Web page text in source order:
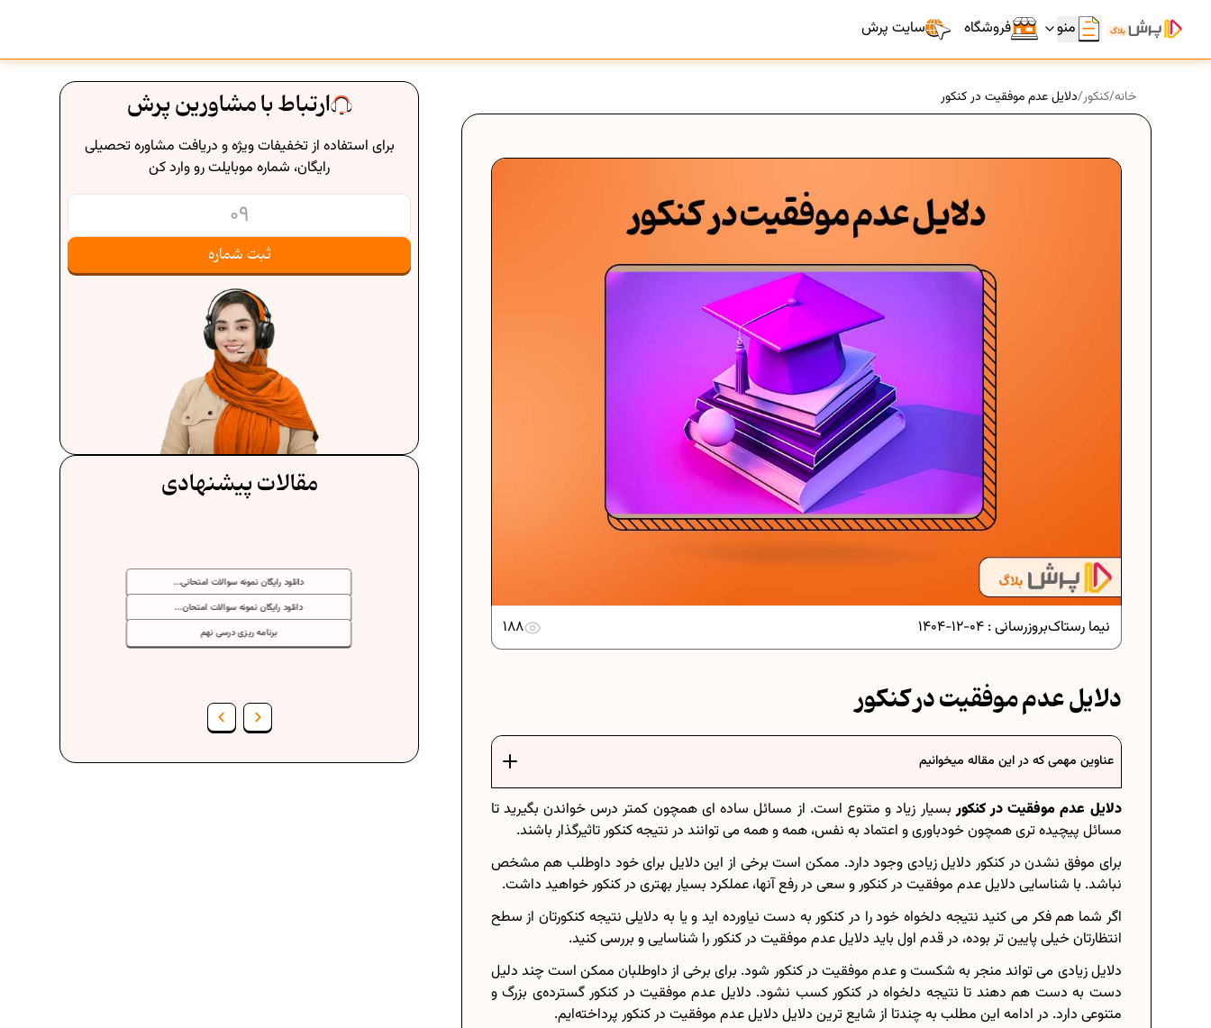
سایت پرش فروشگاه منو
ارتباط با مشاورین پرش
برای استفاده از تخفیفات ویژه و دریافت مشاوره تحصیلی
رایگان، شماره موبایلت رو وارد کن
ثبت شماره
مقالات پیشنهادی
دانلود رایگان نمونه سوالات امتحانی...
دانلود رایگان نمونه سوالات امتحان...
فرمول حجم اشکال هندسی در ریاضیات
برنامه‌ ریزی درسی هفتم
عادات افراد موفق
برنامه‌ ریزی درسی هشتم
چگونه برنامه‌ ریزی درسی کنیم؟
دانلود رایگان نمونه سوالات امتحانی...
دانلود رایگان نمونه سوالات امتحان...
برنامه‌ ریزی درسی نهم
فرمول حجم اشکال هندسی در ریاضیات
برنامه‌ ریزی درسی هفتم
عادات افراد موفق
برنامه‌ ریزی درسی هشتم
چگونه برنامه‌ ریزی درسی کنیم؟
دانلود رایگان نمونه سوالات امتحانی...
دانلود رایگان نمونه سوالات امتحانی...
دانلود رایگان نمونه سوالات امتحان...
برنامه‌ ریزی درسی نهم
فرمول حجم اشکال هندسی در ریاضیات
برنامه‌ ریزی درسی هفتم
خانه/کنکور/دلایل عدم موفقیت در کنکور
بروزرسانی : 04-12-1404 نیما رستاک 188
دلایل عدم موفقیت در کنکور
عناوین مهمی که در این مقاله میخوانیم
دلایل عدم موفقیت در کنکوربسیار زیاد و متنوع است. از مسائل ساده ای همچون کمتر درس خواندن بگیرید تا
مسائل پیچیده تری همچون خودباوری و اعتماد به نفس، همه و همه می توانند در نتیجه کنکور تاثیرگذار باشند.
برای موفق نشدن در کنکور دلایل زیادی وجود دارد. ممکن است برخی از این دلایل برای خود داوطلب هم مشخص
نباشد. با شناسایی دلایل عدم موفقیت در کنکور و سعی در رفع آنها، عملکرد بسیار بهتری در کنکور خواهید داشت.
اگر شما هم فکر می کنید نتیجه دلخواه خود را در کنکور به دست نیاورده اید و یا به دلایلی نتیجه‌ کنکورتان از سطح
انتظارتان خیلی پایین تر بوده، در قدم اول باید دلایل عدم موفقیت در کنکور را شناسایی و بررسی کنید.
دلایل زیادی می تواند منجر به شکست و عدم موفقیت در کنکور شود. برای برخی از داوطلبان ممکن است چند دلیل
دست به دست هم دهند تا نتیجه دلخواه در کنکور کسب نشود. دلایل عدم موفقیت در کنکور گسترده‌ی بزرگ و
متنوعی دارد. در ادامه این مطلب به چندتا از شایع ترین دلایل دلایل عدم موفقیت در کنکور پرداخته‌‌ایم.